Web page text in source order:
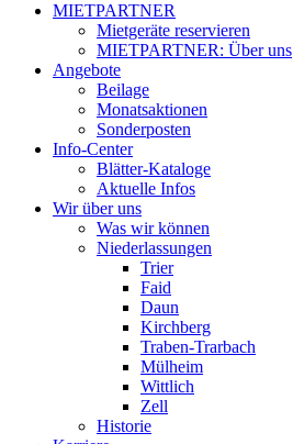
MIETPARTNER
Mietgeräte reservieren
MIETPARTNER: Über uns
Angebote
Beilage
Monatsaktionen
Sonderposten
Info-Center
Blätter-Kataloge
Aktuelle Infos
Wir über uns
Was wir können
Niederlassungen
Trier
Faid
Daun
Kirchberg
Traben-Trarbach
Mülheim
Wittlich
Zell
Historie